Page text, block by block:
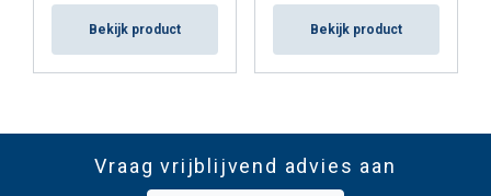
Bekijk product Bekijk product
Vraag vrijblijvend advies aan